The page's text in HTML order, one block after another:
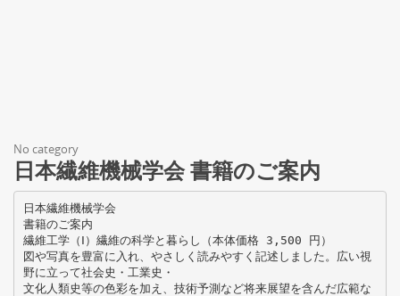
No category
日本繊維機械学会 書籍のご案内
日本繊維機械学会
書籍のご案内
繊維工学（Ⅰ）繊維の科学と暮らし（本体価格 3,500 円）
図や写真を豊富に入れ、やさしく読みやすく記述しました。広い視
野に立って社会史・工業史・
文化人類史等の色彩を加え、技術予測など将来展望を含んだ広範な